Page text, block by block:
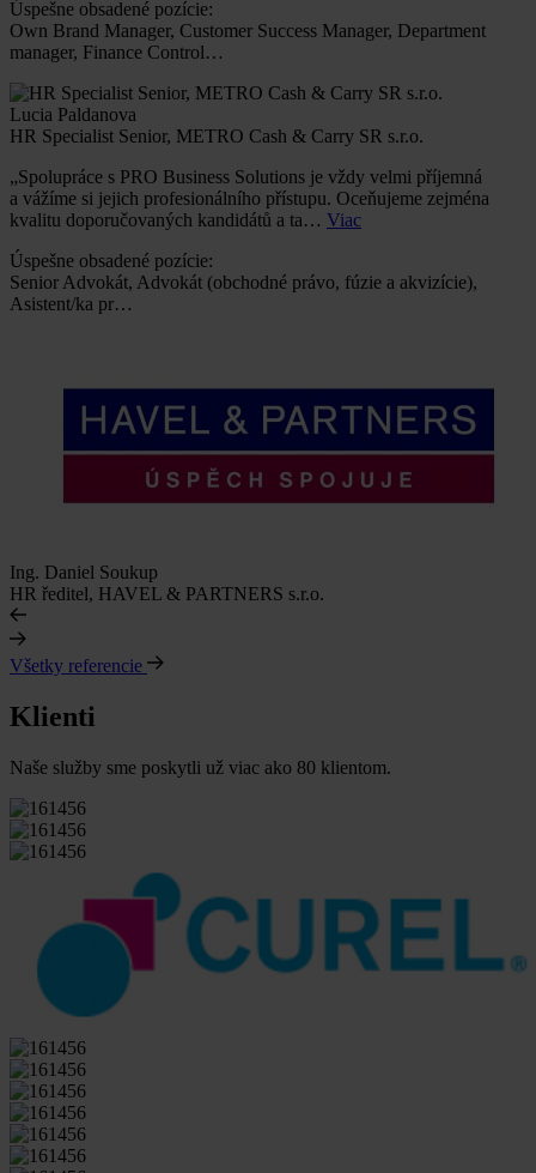
Úspešne obsadené pozície:
Own Brand Manager, Customer Success Manager, Department
manager, Finance Control…
Lucia Paldanova
HR Specialist Senior, METRO Cash & Carry SR s.r.o.
„Spolupráce s PRO Business Solutions je vždy velmi příjemná
a vážíme si jejich profesionálního přístupu. Oceňujeme zejména
kvalitu doporučovaných kandidátů a ta… Viac
Úspešne obsadené pozície:
Senior Advokát, Advokát (obchodné právo, fúzie a akvizície),
Asistent/ka pr…
Ing. Daniel Soukup
HR ředitel, HAVEL & PARTNERS s.r.o.
Všetky referencie
Klienti
Naše služby sme poskytli už viac ako 80 klientom.